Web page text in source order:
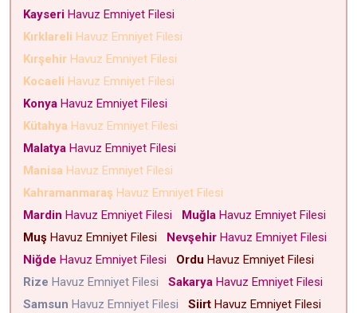
Kayseri Havuz Emniyet Filesi
Kırklareli Havuz Emniyet Filesi
Kırşehir Havuz Emniyet Filesi
Kocaeli Havuz Emniyet Filesi
Konya Havuz Emniyet Filesi
Kütahya Havuz Emniyet Filesi
Malatya Havuz Emniyet Filesi
Manisa Havuz Emniyet Filesi
Kahramanmaraş Havuz Emniyet Filesi
Mardin Havuz Emniyet Filesi Muğla Havuz Emniyet Filesi
Muş Havuz Emniyet Filesi Nevşehir Havuz Emniyet Filesi
Niğde Havuz Emniyet Filesi Ordu Havuz Emniyet Filesi
Rize Havuz Emniyet Filesi Sakarya Havuz Emniyet Filesi
Samsun Havuz Emniyet Filesi Siirt Havuz Emniyet Filesi